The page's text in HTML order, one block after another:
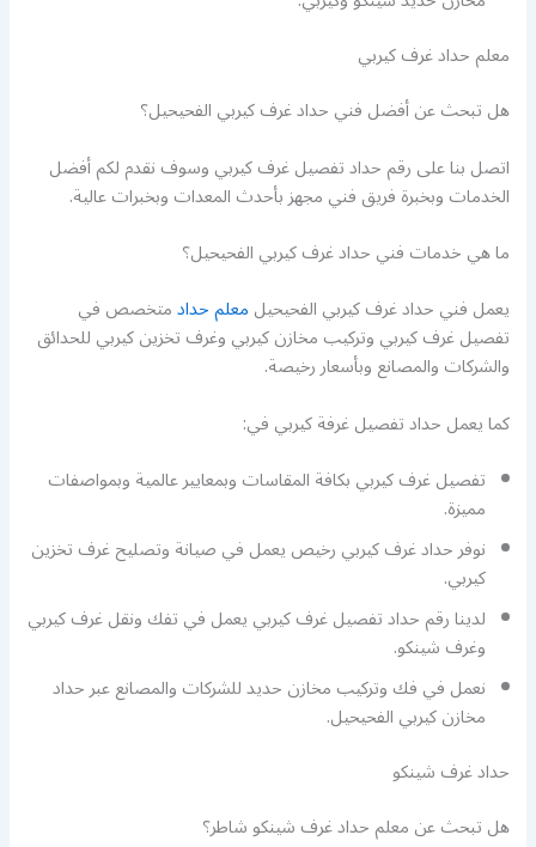
معلم حداد غرف كيربي
هل تبحث عن أفضل فني حداد غرف كيربي الفحيحيل؟
اتصل بنا على رقم حداد تفصيل غرف كيربي وسوف نقدم لكم أفضل
الخدمات وبخبرة فريق فني مجهز بأحدث المعدات وبخبرات عالية.
ما هي خدمات فني حداد غرف كيربي الفحيحيل؟
يعمل فني حداد غرف كيربي الفحيحيلمعلم حدادمتخصص في
تفصيل غرف كيربي وتركيب مخازن كيربي وغرف تخزين كيربي للحدائق
والشركات والمصانع وبأسعار رخيصة.
كما يعمل حداد تفصيل غرفة كيربي في:
تفصيل غرف كيربي بكافة المقاسات وبمعايير عالمية وبمواصفات
مميزة.
نوفر حداد غرف كيربي رخيص يعمل في صيانة وتصليح غرف تخزين
كيربي.
لدينا رقم حداد تفصيل غرف كيربي يعمل في تفك ونقل غرف كيربي
وغرف شينكو.
نعمل في فك وتركيب مخازن حديد للشركات والمصانع عبر حداد
مخازن كيربي الفحيحيل.
حداد غرف شينكو
هل تبحث عن معلم حداد غرف شينكو شاطر؟